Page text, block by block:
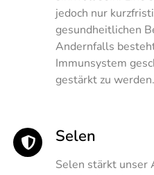
jedoch nur
gesundheitlichen
Andernfalls
Immunsystem
gestärkt zu werden.
Selen
Selen stärkt unser